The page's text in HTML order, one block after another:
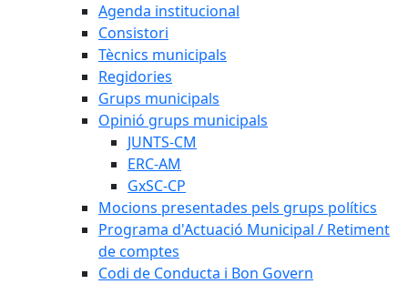
Agenda institucional
Consistori
Tècnics municipals
Regidories
Grups municipals
Opinió grups municipals
JUNTS-CM
ERC-AM
GxSC-CP
Mocions presentades pels grups polítics
Programa d'Actuació Municipal / Retiment
de comptes
Codi de Conducta i Bon Govern